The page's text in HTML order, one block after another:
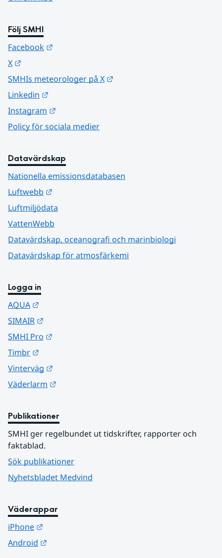
Följ SMHI
Facebook
X
SMHIs meteorologer på X
Linkedin
Instagram
Policy för sociala medier
Datavärdskap
Nationella emissionsdatabasen
Luftwebb
Luftmiljödata
VattenWebb
Datavärdskap, oceanografi och marinbiologi
Datavärdskap för atmosfärkemi
Logga in
AQUA
SIMAIR
SMHI Pro
Timbr
Vinterväg
Väderlarm
Publikationer
SMHI ger regelbundet ut tidskrifter, rapporter och
faktablad.
Sök publikationer
Nyhetsbladet Medvind
Väderappar
iPhone
Android